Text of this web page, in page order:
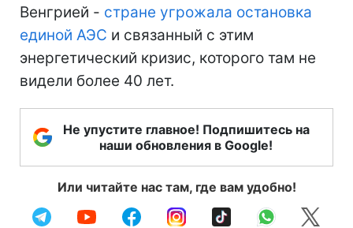
Венгрией - стране угрожала остановка
единой АЭС и связанный с этим
энергетический кризис, которого там не
видели более 40 лет.
Не упустите главное! Подпишитесь на
наши обновления в Google!
Или читайте нас там, где вам удобно!